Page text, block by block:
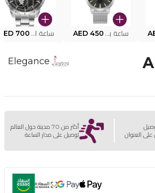
ساعة بوليس للرجال PEWJG0005002 AED 450 ساعة البوليس PEWJG2227302 700
Elegance
العنوان
أكثر من 70 مدينة حول العالم
توصيل على مدار الساعة